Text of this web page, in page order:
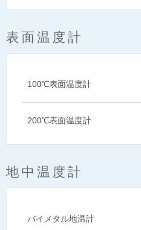
表面温度計
100℃表面温度計
200℃表面温度計
地中温度計
バイメタル地温計